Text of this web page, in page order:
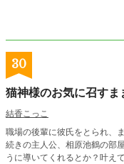
30
猫神様のお気に召すま
結香こっこ
職場の後輩に彼氏をとられ、
続きの主人公、相原池鶴の部屋に突然“猫
うに導いてくれるとか？叶え